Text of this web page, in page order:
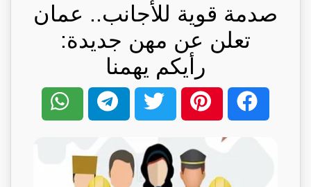
صدمة قوية للأجانب.. عمان
تعلن عن مهن جديدة:
رأيكم يهمنا